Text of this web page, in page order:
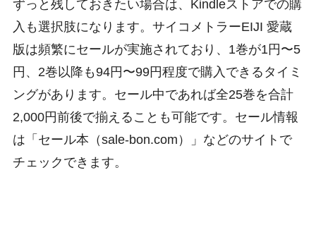
ずっと残しておきたい場合は、Kindleストアでの購
入も選択肢になります。サイコメトラーEIJI 愛蔵
版は頻繁にセールが実施されており、1巻が1円〜5
円、2巻以降も94円〜99円程度で購入できるタイミ
ングがあります。セール中であれば全25巻を合計
2,000円前後で揃えることも可能です。セール情報
は「セール本（sale-bon.com）」などのサイトで
チェックできます。